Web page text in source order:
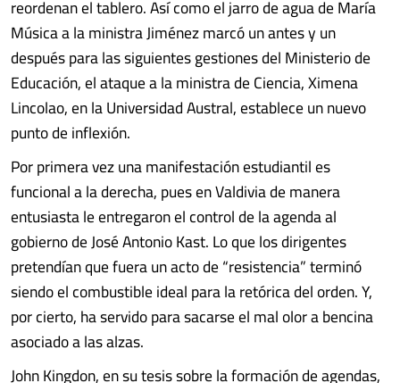
reordenan el tablero. Así como el jarro de agua de María
Música a la ministra Jiménez marcó un antes y un
después para las siguientes gestiones del Ministerio de
Educación, el ataque a la ministra de Ciencia, Ximena
Lincolao, en la Universidad Austral, establece un nuevo
punto de inflexión.
Por primera vez una manifestación estudiantil es
funcional a la derecha, pues en Valdivia de manera
entusiasta le entregaron el control de la agenda al
gobierno de José Antonio Kast. Lo que los dirigentes
pretendían que fuera un acto de “resistencia” terminó
siendo el combustible ideal para la retórica del orden. Y,
por cierto, ha servido para sacarse el mal olor a bencina
asociado a las alzas.
John Kingdon, en su tesis sobre la formación de agendas,